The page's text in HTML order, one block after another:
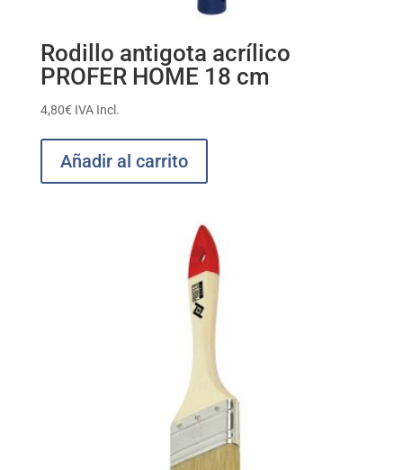
Rodillo antigota acrílico
PROFER HOME 18 cm
4,80€ IVA Incl.
Añadir al carrito